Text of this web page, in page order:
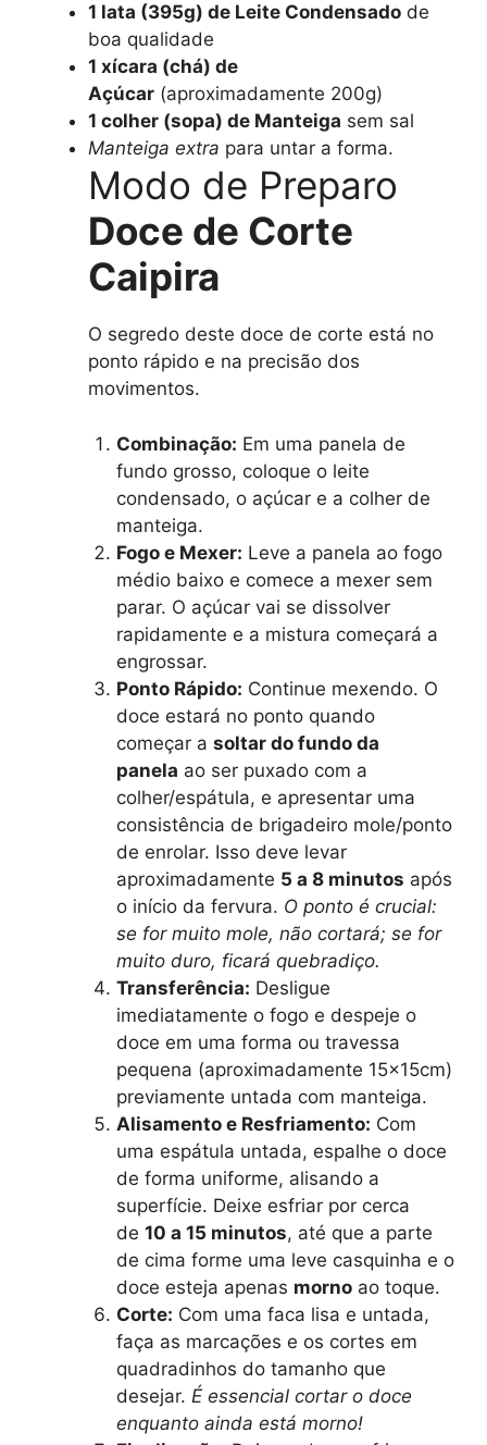
1 lata (395g) de Leite Condensado de
boa qualidade
1 xícara (chá) de
Açúcar (aproximadamente 200g)
1 colher (sopa) de Manteiga sem sal
Manteiga extra para untar a forma.
Modo de Preparo
Doce de Corte
Caipira
O segredo deste doce de corte está no
ponto rápido e na precisão dos
movimentos.
Combinação: Em uma panela de
fundo grosso, coloque o leite
condensado, o açúcar e a colher de
manteiga.
Fogo e Mexer: Leve a panela ao fogo
médio baixo e comece a mexer sem
parar. O açúcar vai se dissolver
rapidamente e a mistura começará a
engrossar.
Ponto Rápido: Continue mexendo. O
doce estará no ponto quando
começar a soltar do fundo da
panela ao ser puxado com a
colher/espátula, e apresentar uma
consistência de brigadeiro mole/ponto
de enrolar. Isso deve levar
aproximadamente 5 a 8 minutos após
o início da fervura. O ponto é crucial:
se for muito mole, não cortará; se for
muito duro, ficará quebradiço.
Transferência: Desligue
imediatamente o fogo e despeje o
doce em uma forma ou travessa
pequena (aproximadamente 15x15cm)
previamente untada com manteiga.
Alisamento e Resfriamento: Com
uma espátula untada, espalhe o doce
de forma uniforme, alisando a
superfície. Deixe esfriar por cerca
de 10 a 15 minutos, até que a parte
de cima forme uma leve casquinha e o
doce esteja apenas mornoao toque.
Corte: Com uma faca lisa e untada,
faça as marcações e os cortes em
quadradinhos do tamanho que
desejar. É essencial cortar o doce
enquanto ainda está morno!